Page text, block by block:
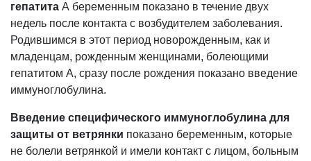
гепатита А беременным показано в течение двух
недель после контакта с возбудителем заболевания.
Родившимся в этот период новорожденным, как и
младенцам, рожденным женщинами, болеющими
гепатитом А, сразу после рождения показано введение
иммуноглобулина.
Введение специфического иммуноглобулина для
защиты от ветрянки показано беременным, которые
не болели ветрянкой и имели контакт с лицом, больным